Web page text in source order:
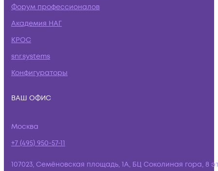
Форум профессионалов
Академия НАГ
КРОС
snr.systems
Конфигураторы
ВАШ ОФИС
Москва
+7 (495) 950-57-11
107023, Семёновская площадь, 1А, БЦ Соколиная гора, 8